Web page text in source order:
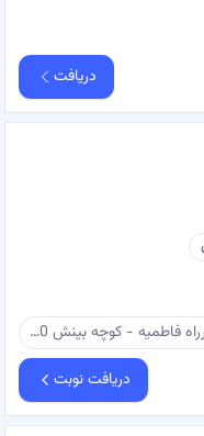
دریافت
بندرعباس - خیابان سید جمال - بعد از چهارراه فاطمیه - کوچه بینش 10 - ساختمان پزشکان صدرا - مطب دکتر بلند
دریافت نوبت